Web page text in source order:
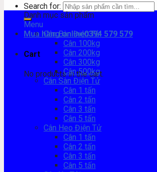
Search for:
Mua hàng online0394 579 579
Cart
No products in the cart.
Danh mục sản phẩm
Menu
Cân Bàn Điện Tử
Cân 100kg
Cân 200kg
Cân 300kg
Cân 500kg
Cân Sàn Điện Tử
Cân 1 tấn
Cân 2 tấn
Cân 3 tấn
Cân 5 tấn
Cân Heo Điện Tử
Cân 1 tấn
Cân 2 tấn
Cân 3 tấn
Cân 5 tấn